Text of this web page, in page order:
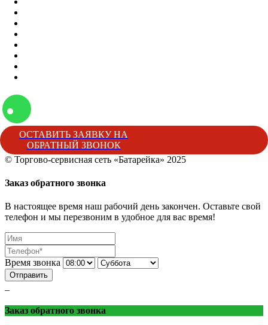
ОСТАВИТЬ ЗАЯВКУ НА
ОБРАТНЫЙ ЗВОНОК
© Торгово-сервисная сеть «Батарейка» 2025
Заказ обратного звонка
В настоящее время наш рабочий день закончен. Оставьте свой
телефон и мы перезвоним в удобное для вас время!
Время звонка
Отправить
Заказ обратного звонка